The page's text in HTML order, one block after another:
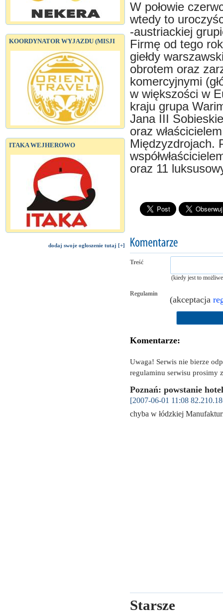
KOORDYNATOR WYJAZDU (MISJI
ITAKA WEJHEROWO
dodaj swoje ogłoszenie tutaj [+]
W połowie
wtedy to
-austriackiej
Firmę od tego
giełdy
obrotem oraz
komercyjnymi
w większości w
kraju grupa
Jana III
oraz
Międzyzdrojach.
oraz 11
Treść
(kiedy jest to
Regulamin
(akceptacja
Komentarze:
Uwaga! Serwis nie bierze
regulaminu serwisu prosimy
Poznań: powstanie
[2007-06-01 11:08
chyba w łódzkiej
Starsze